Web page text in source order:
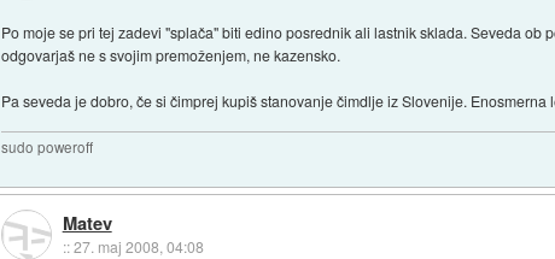
Po moje se pri tej zadevi "splača" biti edino posrednik ali lastnik sklada. Seveda
odgovarjaš ne s svojim premoženjem, ne kazensko.
Pa seveda je dobro, če si čimprej kupiš stanovanje čimdlje iz Slovenije.
sudo poweroff
Matev
::27. maj 2008, 04:08